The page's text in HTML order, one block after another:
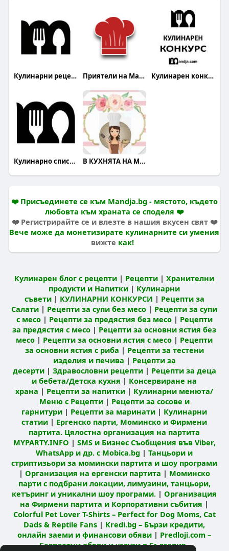
Кулинарни рецепти Приятели на Mandja.bg Кулинарен конкурс
Кулинарно списание Mandja В КУХНЯТА НА МОДЕРНАТА ЖЕНА
❤️ Присъединете се към Mandja.bg - мястото, където
любовта към храната се споделя ❤️
❤️ Регистрирайте се и влезте в нашия вкусен свят ❤️
Вече може да монетизирате кулинарните си умения
вижте как!
Кулинарен блог с рецепти | Рецепти |Хранителни
продукти и Напитки | Кулинарни
съвети| КУЛИНАРНИ КОНКУРСИ | Рецепти за
Салати | Рецепти за супи без месо | Рецепти за супи
с месо| Рецепти за предястия без месо| Рецепти
за предястия с месо | Рецепти за основни ястия без
месо | Рецепти за основни ястия с месо | Рецепти
за основни ястия с риба | Рецепти за тестени
изделия и печива | Рецепти за
десерти| Здравословни рецепти| Рецепти за деца
и бебета/Детска кухня | Консервиране на
храна | Рецепти за напитки | Кулинарни менюта/
Меню с Рецепти| Рецепти за сосове и
гарнитури | Рецепти за маринати | Кулинарни
статии | Ергенско парти, Моминско и Фирмени
партита. Цялостна организация на партита
MYPARTY.INFO | SMS и Бизнес Съобщения във Viber,
WhatsApp и др. с Mobica.bg |Танцьори и
стриптизьори за момински партита и шоу програми
| Организация на ергенски партита | Моминско
парти с подбрани локации, лимузини, танцьори,
кетъринг и уникални шоу програми. |Организация
на Фирмени партита и Корпоративни събития |
Colorful Pet Lover T-Shirts – Perfect for Dog Moms, Cat
Dads & Reptile Fans | Kredi.bg – Бързи кредити,
онлайн заеми и финансови обяви | Predloji.com –
Безплатни обяви и услуги в България